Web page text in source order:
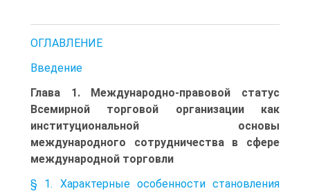
ОГЛАВЛЕНИЕ
Введение
Глава 1. Международно-правовой статус
Всемирной торговой организации как
институциональной основы
международного сотрудничества в сфере
международной торговли
§ 1. Характерные особенности становления